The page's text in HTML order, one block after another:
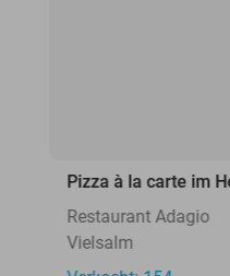
Pizza à la carte im
Restaurant Adagio
Vielsalm